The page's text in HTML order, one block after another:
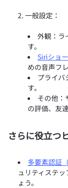
一般設定：
外観：ラ
す。
Siriショ
めの音声フ
プライバ
す。
その他：
の評価、友
さらに役立つ
多要素認証
ュリティステ
ょう。